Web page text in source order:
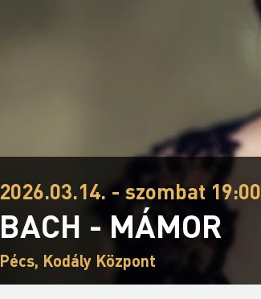
2026.03.14. - szombat 19:00
BACH - MÁMOR
Pécs, Kodály Központ